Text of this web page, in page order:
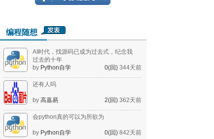
编程随想
AI时代，找源码已成为过去式，纪念我
过去的十年
by Python自学 0(回) 344天前
还有人吗
by 高嘉易 2(回) 362天前
会python真的可以为所欲为
by Python自学 0(回) 842天前